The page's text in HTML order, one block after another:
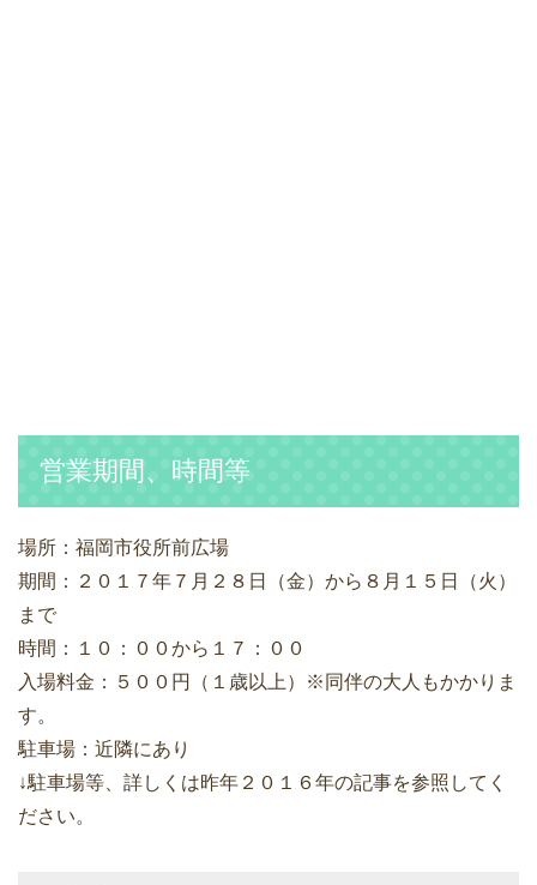
営業期間、時間等
場所：福岡市役所前広場
期間：２０１７年７月２８日（金）から８月１５日（火）
まで
時間：１０：００から１７：００
入場料金：５００円（１歳以上）※同伴の大人もかかりま
す。
駐車場：近隣にあり
↓駐車場等、詳しくは昨年２０１６年の記事を参照してく
ださい。